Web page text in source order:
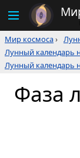
Мир космоса›
Лунный календарь
Лунный календарь
Фаза